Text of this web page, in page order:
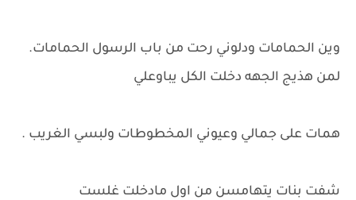
وين الحمامات ودلوني رحت من باب الرسول الحمامات.
لمن هذيج الجهه دخلت الكل يباوعلي
همات على جمالي وعيوني المخطوطات ولبسي الغريب .
شفت بنات يتهامسن من اول مادخلت غلست